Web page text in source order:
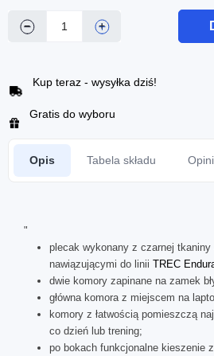
− +
Kup teraz - wysyłka dziś!
Gratis do wyboru
Opis Tabela składu
"
plecak wykonany z czarnej tkaniny
nawiązującymi do linii TREC
dwie komory zapinane na zamek
główna komora z miejscem na
komory z łatwością pomieszczą
co dzień lub trening;
po bokach funkcjonalne kieszenie